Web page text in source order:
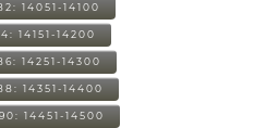
14051-14100
14151-14200
14251-14300
14351-14400
14451-14500